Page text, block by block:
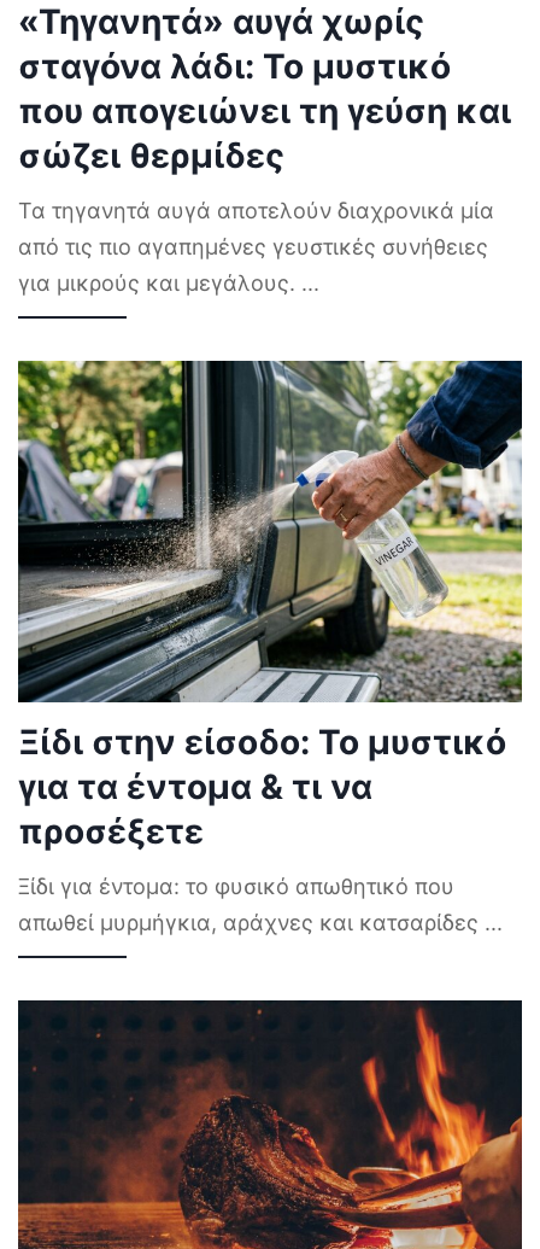
«Τηγανητά» αυγά χωρίς
σταγόνα λάδι: Το μυστικό
που απογειώνει τη γεύση και
σώζει θερμίδες
Τα τηγανητά αυγά αποτελούν διαχρονικά μία
από τις πιο αγαπημένες γευστικές συνήθειες
για μικρούς και μεγάλους. ...
Ξίδι στην είσοδο: Το μυστικό
για τα έντομα & τι να
προσέξετε
Ξίδι για έντομα: το φυσικό απωθητικό που
απωθεί μυρμήγκια, αράχνες και κατσαρίδες ...